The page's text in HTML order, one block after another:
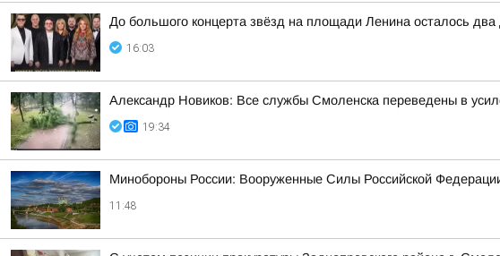
До большого концерта звёзд на площади Ленина осталось два
16:03
Александр Новиков: Все службы Смоленска переведены в
19:34
Минобороны России: Вооруженные Силы Российской
11:48